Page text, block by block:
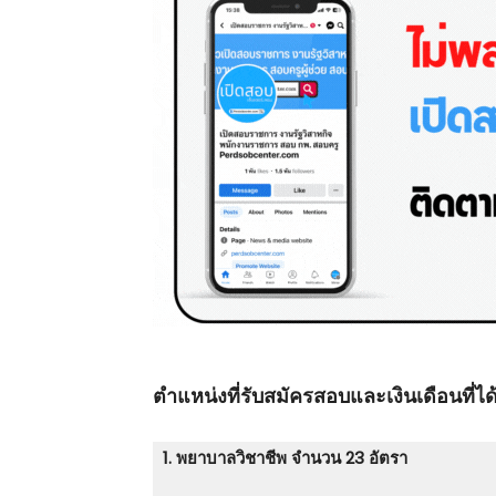
ตําแหน่งที่รับสมัครสอบและเงินเดือนที่ไ
1. พยาบาลวิชาชีพ จำนวน 23 อัตรา